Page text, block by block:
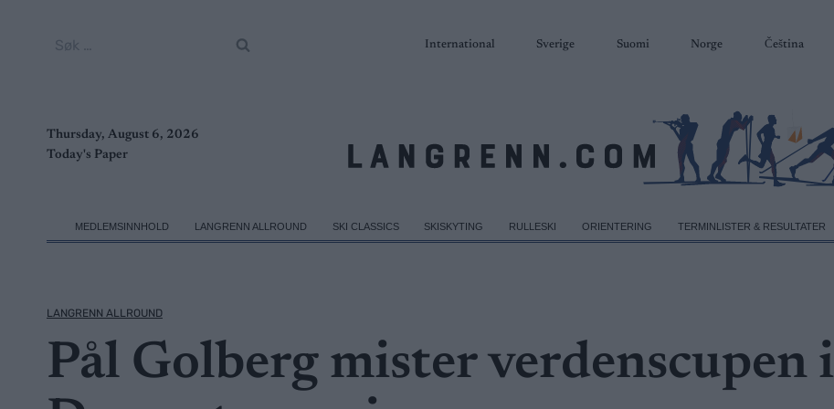
International Sverige Suomi Norge Čeština
Thursday, August 6, 2026
Today's Paper
MEDLEMSINNHOLD LANGRENN ALLROUND SKI CLASSICS SKISKYTING RULLESKI ORIENTERING TERMINLISTER & RESULTATER
LANGRENN ALLROUND
Pål Golberg mister verdenscupen i